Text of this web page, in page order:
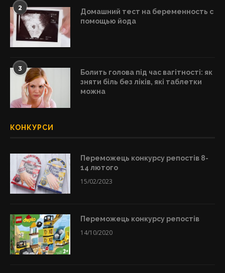
2
Домашний тест на беременность с
помощью йода
3
Болить голова під час вагітності: як
зняти біль без ліків, які таблетки
можна
КОНКУРСИ
Переможець конкурсу репостів 8-
14 лютого
15/02/2023
Переможець конкурсу репостів
14/10/2020